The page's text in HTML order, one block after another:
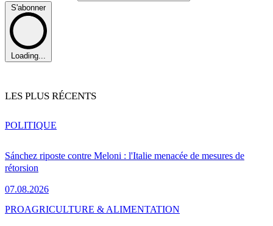
S'abonner
Loading...
LES PLUS RÉCENTS
Sánchez riposte contre Meloni : l'Italie menacée de mesures de
rétorsion
07.08.2026
POLITIQUE
PROAGRICULTURE & ALIMENTATION